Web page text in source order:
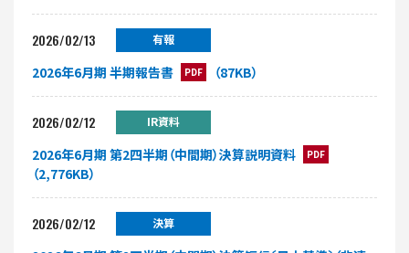
2026/02/13 有報
2026年6月期 半期報告書 PDF （87KB）
2026/02/12 IR資料
2026年6月期 第2四半期（中間期）決算説明資料 PDF
（2,776KB）
2026/02/12 決算